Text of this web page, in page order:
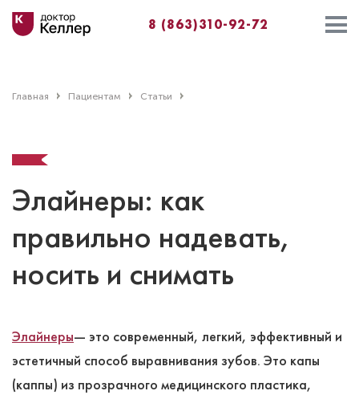
8 (863)310-92-72
Главная Пациентам Статьи
Элайнеры: как
правильно надевать,
носить и снимать
Элайнеры― это современный, легкий, эффективный и
эстетичный способ выравнивания зубов. Это капы
(каппы) из прозрачного медицинского пластика,